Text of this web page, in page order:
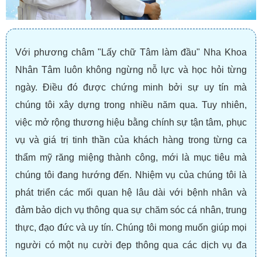
Với phương châm "Lấy chữ Tâm làm đầu" Nha Khoa
Nhân Tâm luôn không ngừng nỗ lực và học hỏi từng
ngày. Điều đó được chứng minh bởi sự uy tín mà
chúng tôi xây dựng trong nhiều năm qua. Tuy nhiên,
việc mở rộng thương hiệu bằng chính sự tận tâm, phục
vụ và giá trị tinh thần của khách hàng trong từng ca
thẩm mỹ răng miệng thành công, mới là mục tiêu mà
chúng tôi đang hướng đến. Nhiệm vụ của chúng tôi là
phát triển các mối quan hệ lâu dài với bệnh nhân và
đảm bảo dịch vụ thông qua sự chăm sóc cá nhân, trung
thực, đạo đức và uy tín. Chúng tôi mong muốn giúp mọi
người có một nụ cười đẹp thông qua các dịch vụ đa